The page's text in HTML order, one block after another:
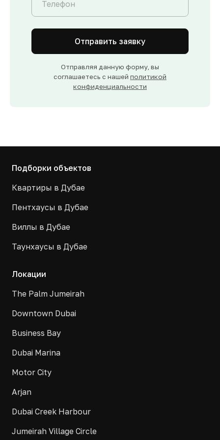
Отправить заявку
Отправляя данную форму, вы
соглашаетесь с нашей политикой
конфиденциальности
Подборки объектов
Квартиры в Дубае
Пентхаусы в Дубае
Виллы в Дубае
Таунхаусы в Дубае
Локации
The Palm Jumeirah
Downtown Dubai
Business Bay
Dubai Marina
Motor City
Arjan
Dubai Creek Harbour
Jumeirah Village Circle